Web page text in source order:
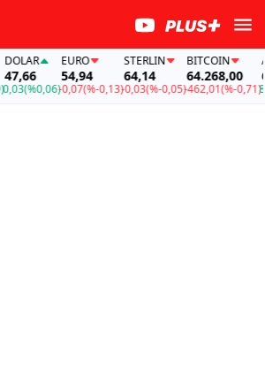
(%0,06)
EURO
54,94
-0,07(%-0,13)
STERLIN
64,14
-0,03(%-0,05)
BITCOIN
64.268,00
-462,01(%-0,71)8,68